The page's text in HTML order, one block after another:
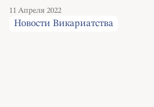
11 Апреля 2022
Новости Викариатства